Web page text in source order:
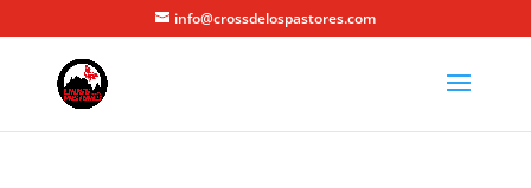
info@crossdelospastores.com